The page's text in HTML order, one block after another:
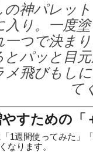
の神パレッ
入り。一度
一つで決ま
とパッと目
メ飛びもし
て
すための「
1週間使ってみた」
なります。